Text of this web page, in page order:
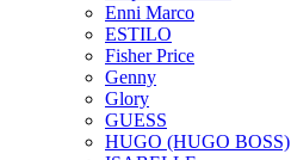
Enni Marco
ESTILO
Fisher Price
Genny
Glory
GUESS
HUGO (HUGO BOSS)